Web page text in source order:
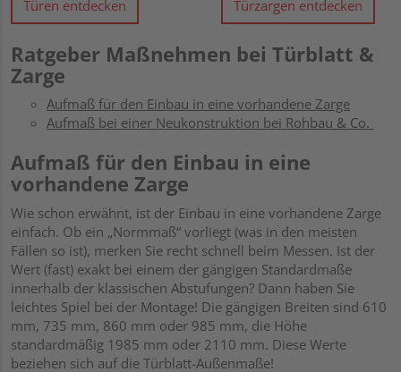
Türen entdecken Türzargen entdecken
Ratgeber Maßnehmen bei Türblatt &
Zarge
Aufmaß für den Einbau in eine vorhandene Zarge
Aufmaß bei einer Neukonstruktion bei Rohbau & Co.
Aufmaß für den Einbau in eine
vorhandene Zarge
Wie schon erwähnt, ist der Einbau in eine vorhandene Zarge
einfach. Ob ein „Normmaß“ vorliegt (was in den meisten
Fällen so ist), merken Sie recht schnell beim Messen. Ist der
Wert (fast) exakt bei einem der gängigen Standardmaße
innerhalb der klassischen Abstufungen? Dann haben Sie
leichtes Spiel bei der Montage! Die gängigen Breiten sind 610
mm, 735 mm, 860 mm oder 985 mm, die Höhe
standardmäßig 1985 mm oder 2110 mm. Diese Werte
beziehen sich auf die Türblatt-Außenmaße!